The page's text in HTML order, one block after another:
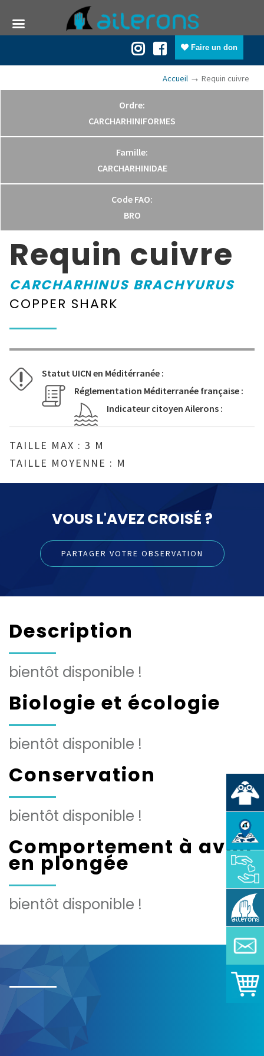
Faire un don
Accueil → Requin cuivre
Ordre:
CARCHARHINIFORMES
Famille:
CARCHARHINIDAE
Code FAO:
BRO
Requin cuivre
CARCHARHINUS BRACHYURUS
COPPER SHARK
Statut UICN en Méditérranée :
Réglementation Méditerranée française :
Indicateur citoyen Ailerons :
TAILLE MAX : 3 M
TAILLE MOYENNE : M
VOUS L'AVEZ CROISÉ ?
PARTAGER VOTRE OBSERVATION
Description
bientôt disponible !
Biologie et écologie
bientôt disponible !
Conservation
bientôt disponible !
Comportement à avoir
en plongée
bientôt disponible !